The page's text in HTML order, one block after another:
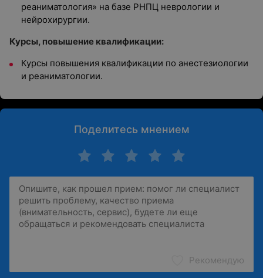
реаниматология» на базе РНПЦ неврологии и
нейрохирургии.
Курсы, повышение квалификации:
Курсы повышения квалификации по анестезиологии
и реаниматологии.
Поделитесь мнением
Рекомендую